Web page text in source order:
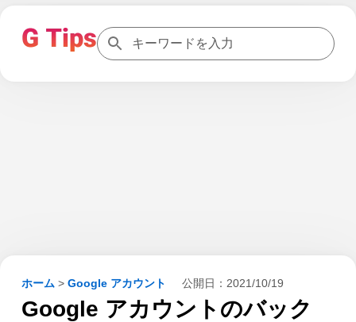
ホーム > Google アカウント 公開日： 2021/10/19
Google アカウントのバック